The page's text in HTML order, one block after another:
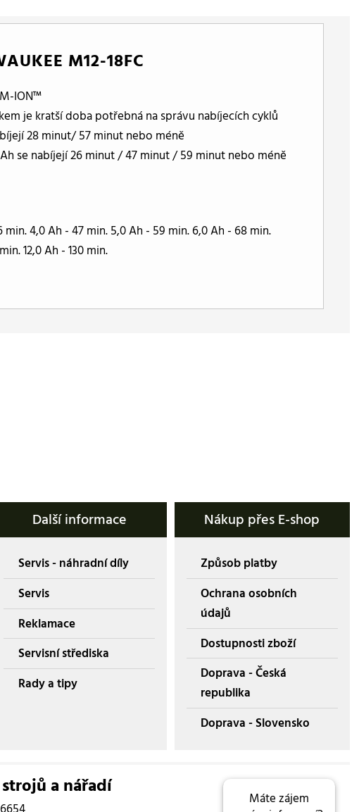
M12-18FC
ION™
je kratší doba potřebná na správu nabíjecích cyklů
28 minut/ 57 minut nebo méně
se nabíjejí 26 minut / 47 minut / 59 minut nebo méně
4,0 Ah - 47 min. 5,0 Ah - 59 min. 6,0 Ah - 68 min.
12,0 Ah - 130 min.
Další informace
Servis - náhradní díly
Servis
Reklamace
Servisní střediska
Rady a tipy
Nákup přes E-shop
Způsob platby
Ochrana osobních
údajů
Dostupnosti zboží
Doprava - Česká
republika
Doprava - Slovensko
a nářadí
Máte zájem